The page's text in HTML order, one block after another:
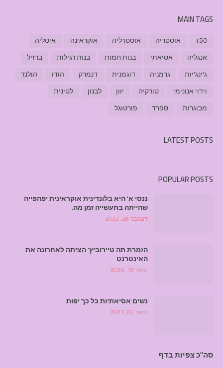
MAIN TAGS
50+ אוסטריה אוסטרליה אוקראינה
איטליה
אנגליה
אסיאתי בנות חמות בנות רגילות
ברזיל
ג'ינג'יות
גרמניה דוגמנית דנמרק הודו
הולנד
וידוי אנונימי
טורקיה יוון לבנון
לטינית
מבוגרות
ספרד פורטוגל
LATEST POSTS
POPULAR POSTS
ננסי א' היא בלונדינית אוקראינית יפהפייה
שהייתה בתעשייה זמן מה.
דצמבר 28, 2022
הזמרת תה טיירוביץ' הציתה לאחרונה את
האינטרנט
ינואר 18, 2026
נשים אסיאתיות כל כך יפות
ינואר 02, 2023
סה"כ צפיות בדף